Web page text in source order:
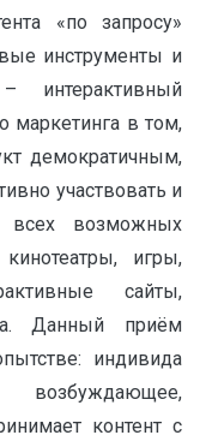
«по запросу»
инструменты и
интерактивный
маркетинга в том,
демократичным,
участвовать и
всех возможных
игры,
сайты,
Данный приём
индивида
контент с